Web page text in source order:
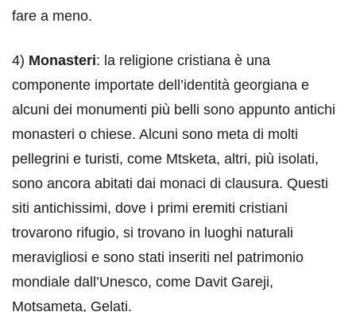
fare a meno.
4) Monasteri: la religione cristiana è una
componente importate dell’identità georgiana e
alcuni dei monumenti più belli sono appunto antichi
monasteri o chiese. Alcuni sono meta di molti
pellegrini e turisti, come Mtsketa, altri, più isolati,
sono ancora abitati dai monaci di clausura. Questi
siti antichissimi, dove i primi eremiti cristiani
trovarono rifugio, si trovano in luoghi naturali
meravigliosi e sono stati inseriti nel patrimonio
mondiale dall’Unesco, come Davit Gareji,
Motsameta, Gelati.